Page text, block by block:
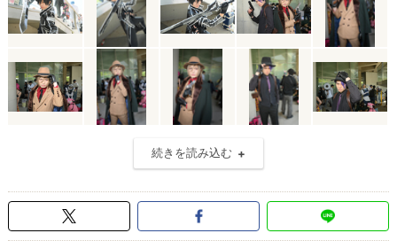
続きを読み込む